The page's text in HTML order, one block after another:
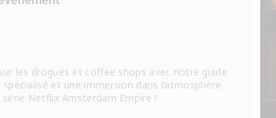
les drogues et coffee shops avec notre guide
et une immersion dans l’atmosphère
série Netflix Amsterdam Empire !